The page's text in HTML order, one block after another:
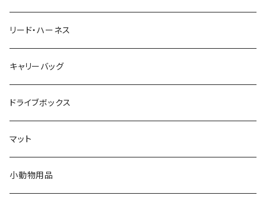
リード・ハーネス
キャリーバッグ
ドライブボックス
マット
小動物用品